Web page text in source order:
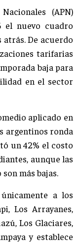
(APN)
el nuevo cuadro
De acuerdo
tarifarias
baja para
en el sector
aplicado en
argentinos ronda
un 42% el costo
aunque las
más bajas.
a los
Los Arrayanes,
Los Glaciares,
y establece